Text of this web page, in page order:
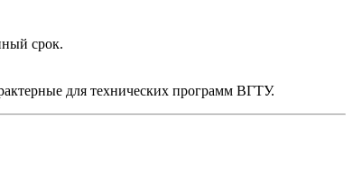
срок.
для технических программ ВГТУ.